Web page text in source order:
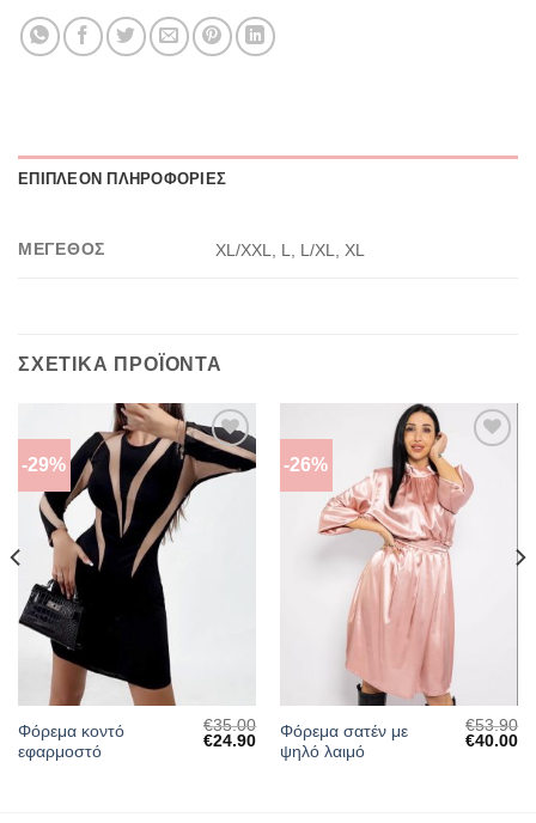
ΕΠΙΠΛΈΟΝ ΠΛΗΡΟΦΟΡΊΕΣ
ΜΈΓΕΘΟΣ XL/XXL, L, L/XL, XL
ΣΧΕΤΙΚΆ ΠΡΟΪΌΝΤΑ
-29%
ΠΡΌΣΘΉΚΗ
ΣΤΗΝ
ΕΠΙΘΥΜΙΏΝ
Φόρεμα κοντό
εφαρμοστό
€35.00
Original
€24.90Η
τρέχουσα
-26%
ΠΡΌΣΘΉΚΗ
ΣΤΗΝ
ΛΊΣΤΑ
ΕΠΙΘΥΜΙΏΝ
Φόρεμα σατέν με
ψηλό λαιμό
€53.90
Original
€40.00Η